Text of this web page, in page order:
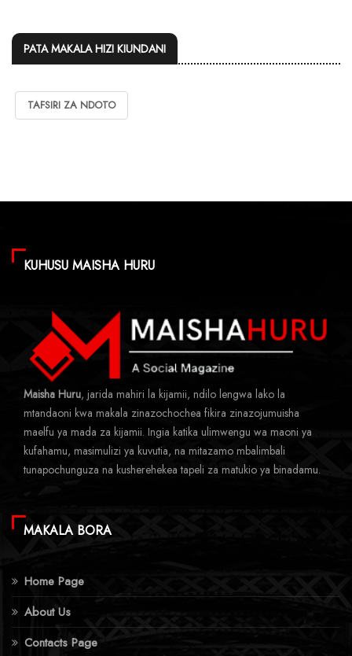
PATA MAKALA HIZI KIUNDANI
TAFSIRI ZA NDOTO
KUHUSU MAISHA HURU
Maisha Huru, jarida mahiri la kijamii, ndilo lengwa lako la
mtandaoni kwa makala zinazochochea fikira zinazojumuisha
maelfu ya mada za kijamii. Ingia katika ulimwengu wa maoni ya
kufahamu, masimulizi ya kuvutia, na mitazamo mbalimbali
tunapochunguza na kusherehekea tapeli za matukio ya binadamu.
MAKALA BORA
Home Page
About Us
Contacts Page